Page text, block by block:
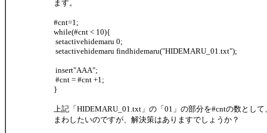
ます。
#cnt=1;
while(#cnt < 10){
setactivehidemaru 0;
setactivehidemaru findhidemaru("HIDEMARU_01.txt");
insert"AAA";
#cnt = #cnt +1;
}
上記「HIDEMARU_01.txt」の「01」の部分を#cntの数とし
まわしたいのですが、解決策はありますでしょうか？